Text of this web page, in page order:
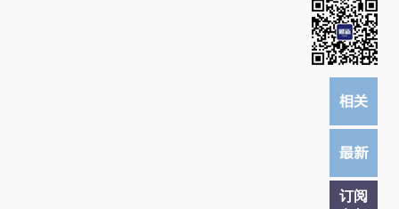
订阅